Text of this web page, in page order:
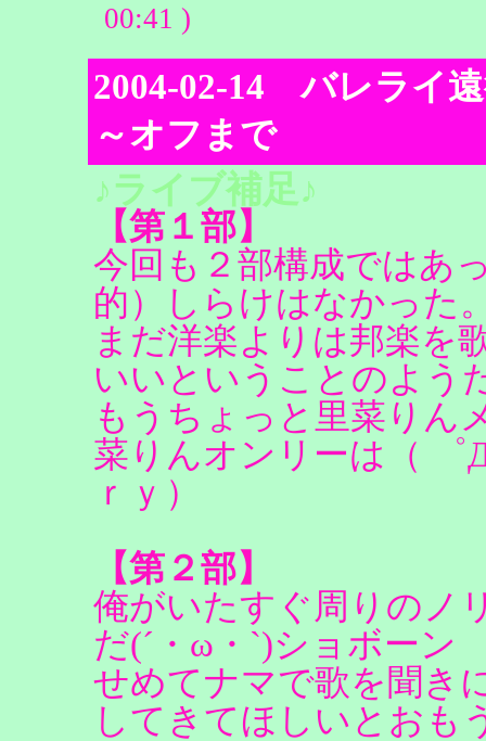
00:41 )
2004-02-14 バレライ
～オフまで
♪ライブ補足♪
【第１部】
今回も２部構成ではあ
的）しらけはなかった
まだ洋楽よりは邦楽を
いいということのよう
もうちょっと里菜りん
菜りんオンリーは（ ゜
ｒｙ）
【第２部】
俺がいたすぐ周りのノ
だ(´・ω・`)ショボーン
せめてナマで歌を聞き
してきてほしいとおも